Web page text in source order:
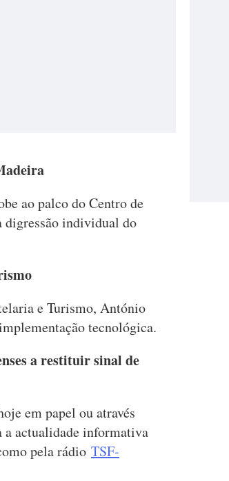
ao palco do Centro de
digressão individual do
e Turismo, António
tecnológica.
a restituir sinal de
em papel ou através
a actualidade informativa
pela rádio TSF-